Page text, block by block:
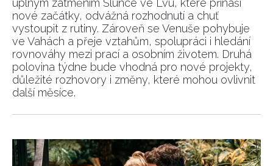
úplným zatměním Slunce ve Lvu, které přináší
nové začátky, odvážná rozhodnutí a chuť
vystoupit z rutiny. Zároveň se Venuše pohybuje
ve Vahách a přeje vztahům, spolupráci i hledání
rovnováhy mezi prací a osobním životem. Druhá
polovina týdne bude vhodná pro nové projekty,
důležité rozhovory i změny, které mohou ovlivnit
další měsíce.